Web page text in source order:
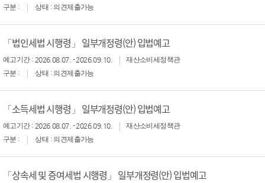
구분 :
상태 : 의견제출가능
「법인세법 시행령」 일부개정령(안) 입법예고
예고기간 : 2026.08.07. - 2026.09.10.
재산소비세정책관
구분 :
상태 : 의견제출가능
「소득세법 시행령」 일부개정령(안) 입법예고
예고기간 : 2026.08.07. - 2026.09.10.
재산소비세정책관
구분 :
상태 : 의견제출가능
「상속세 및 증여세법 시행령」 일부개정령(안) 입법예고